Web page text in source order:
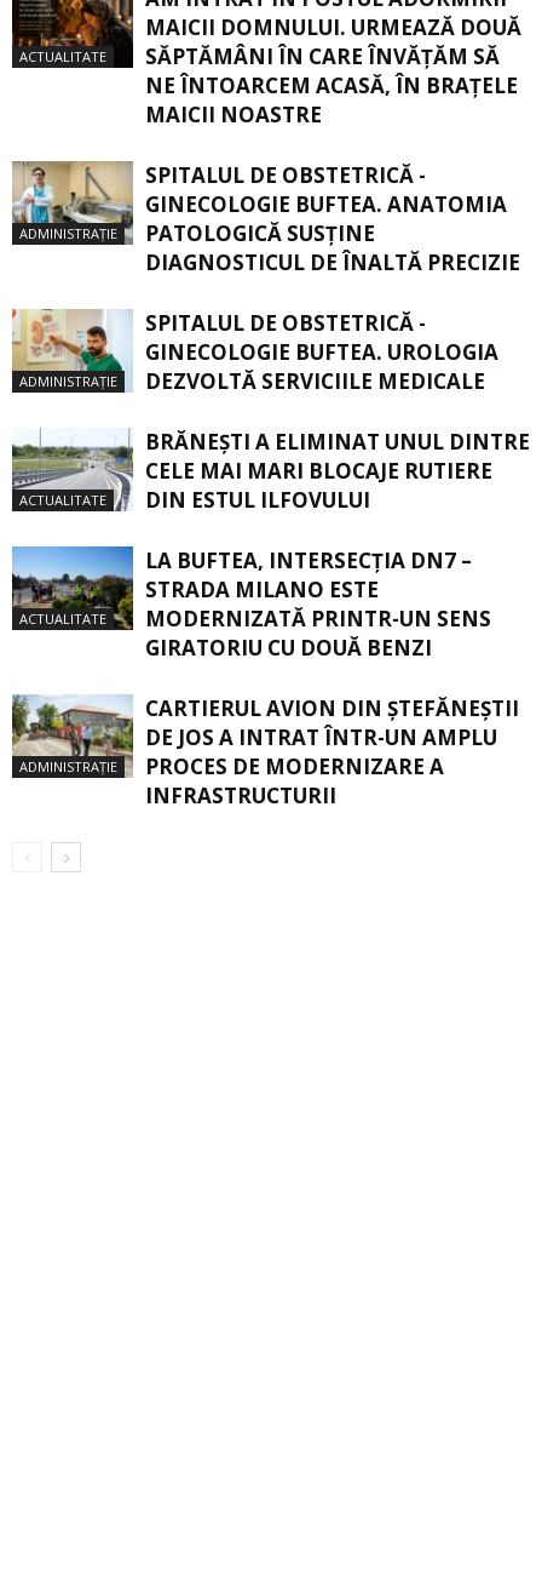
ACTUALITATE
MAICII DOMNULUI. URMEAZĂ DOUĂ
SĂPTĂMÂNI ÎN CARE ÎNVĂŢĂM SĂ
NE ÎNTOARCEM ACASĂ, ÎN BRAŢELE
MAICII NOASTRE
ADMINISTRAȚIE
SPITALUL DE OBSTETRICĂ -
GINECOLOGIE BUFTEA. ANATOMIA
PATOLOGICĂ SUSŢINE
DIAGNOSTICUL DE ÎNALTĂ PRECIZIE
ADMINISTRAȚIE
SPITALUL DE OBSTETRICĂ -
GINECOLOGIE BUFTEA. UROLOGIA
DEZVOLTĂ SERVICIILE MEDICALE
ACTUALITATE
BRĂNEȘTI A ELIMINAT UNUL DINTRE
CELE MAI MARI BLOCAJE RUTIERE
DIN ESTUL ILFOVULUI
ACTUALITATE
LA BUFTEA, INTERSECŢIA DN7 –
STRADA MILANO ESTE
MODERNIZATĂ PRINTR-UN SENS
GIRATORIU CU DOUĂ BENZI
ADMINISTRAȚIE
CARTIERUL AVION DIN ŞTEFĂNEŞTII
DE JOS A INTRAT ÎNTR-UN AMPLU
PROCES DE MODERNIZARE A
INFRASTRUCTURII